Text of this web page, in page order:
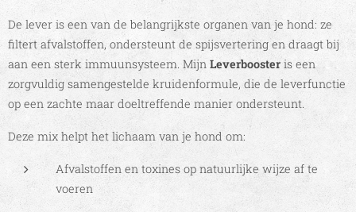
De lever is een van de belangrijkste organen van je hond: ze
filtert afvalstoffen, ondersteunt de spijsvertering en draagt bij
aan een sterk immuunsysteem. Mijn Leverboosteris een
zorgvuldig samengestelde kruidenformule, die de leverfunctie
op een zachte maar doeltreffende manier ondersteunt.
Deze mix helpt het lichaam van je hond om:
Afvalstoffen en toxines op natuurlijke wijze af te
voeren